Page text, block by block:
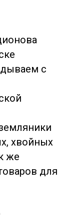
с
хвойных
же
для